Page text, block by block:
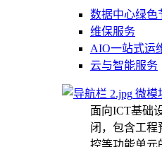
数据中心绿色
维保服务
AIO一站式运
云与智能服务
微模
面向ICT基础
闭，包含工程
控等功能单元